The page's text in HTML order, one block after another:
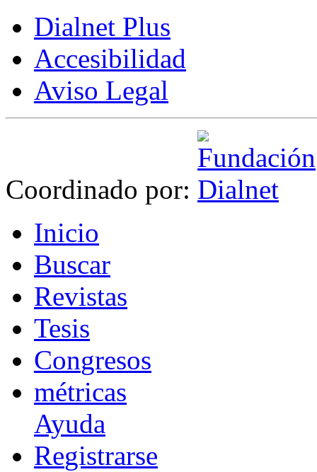
Dialnet Plus
Accesibilidad
Aviso Legal
Coordinado por:
Inicio
Buscar
Revistas
Tesis
Congresos
métricas
Ayuda
Registrarse